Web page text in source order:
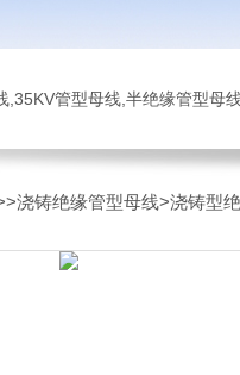
,35KV管型母线,半绝缘管型母
浇铸绝缘管型母线>浇铸型